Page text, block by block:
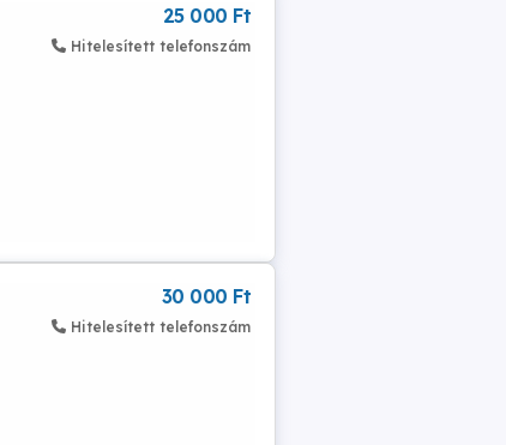
25 000 Ft
Hitelesített telefonszám
30 000 Ft
Hitelesített telefonszám